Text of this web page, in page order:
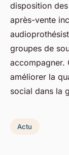
disposition
après-vente
groupes de
accompagner.
améliorer la
social dans la
Actu